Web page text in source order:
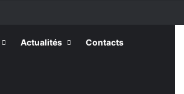
Actualités Contacts